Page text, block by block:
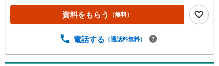
資料をもらう （無料）
電話する （通話料無料）